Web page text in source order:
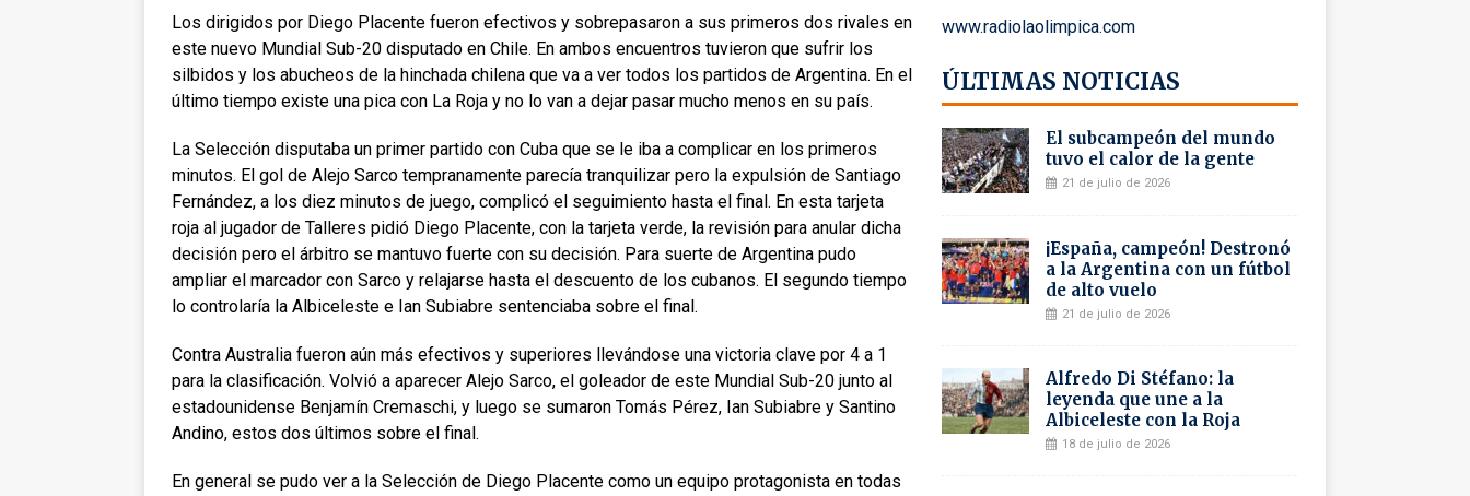
Los dirigidos por Diego Placente fueron efectivos y sobrepasaron a sus primeros dos rivales en
este nuevo Mundial Sub-20 disputado en Chile. En ambos encuentros tuvieron que sufrir los
silbidos y los abucheos de la hinchada chilena que va a ver todos los partidos de Argentina. En el
último tiempo existe una pica con La Roja y no lo van a dejar pasar mucho menos en su país.
La Selección disputaba un primer partido con Cuba que se le iba a complicar en los primeros
minutos. El gol de Alejo Sarco tempranamente parecía tranquilizar pero la expulsión de Santiago
Fernández, a los diez minutos de juego, complicó el seguimiento hasta el final. En esta tarjeta
roja al jugador de Talleres pidió Diego Placente, con la tarjeta verde, la revisión para anular dicha
decisión pero el árbitro se mantuvo fuerte con su decisión. Para suerte de Argentina pudo
ampliar el marcador con Sarco y relajarse hasta el descuento de los cubanos. El segundo tiempo
lo controlaría la Albiceleste e Ian Subiabre sentenciaba sobre el final.
Contra Australia fueron aún más efectivos y superiores llevándose una victoria clave por 4 a 1
para la clasificación. Volvió a aparecer Alejo Sarco, el goleador de este Mundial Sub-20 junto al
estadounidense Benjamín Cremaschi, y luego se sumaron Tomás Pérez, Ian Subiabre y Santino
Andino, estos dos últimos sobre el final.
En general se pudo ver a la Selección de Diego Placente como un equipo protagonista en todas
www.radiolaolimpica.com
ÚLTIMAS NOTICIAS
El subcampeón del mundo
tuvo el calor de la gente
21 de julio de 2026
¡España, campeón! Destronó
a la Argentina con un fútbol
de alto vuelo
21 de julio de 2026
Alfredo Di Stéfano: la
leyenda que une a la
Albiceleste con la Roja
18 de julio de 2026